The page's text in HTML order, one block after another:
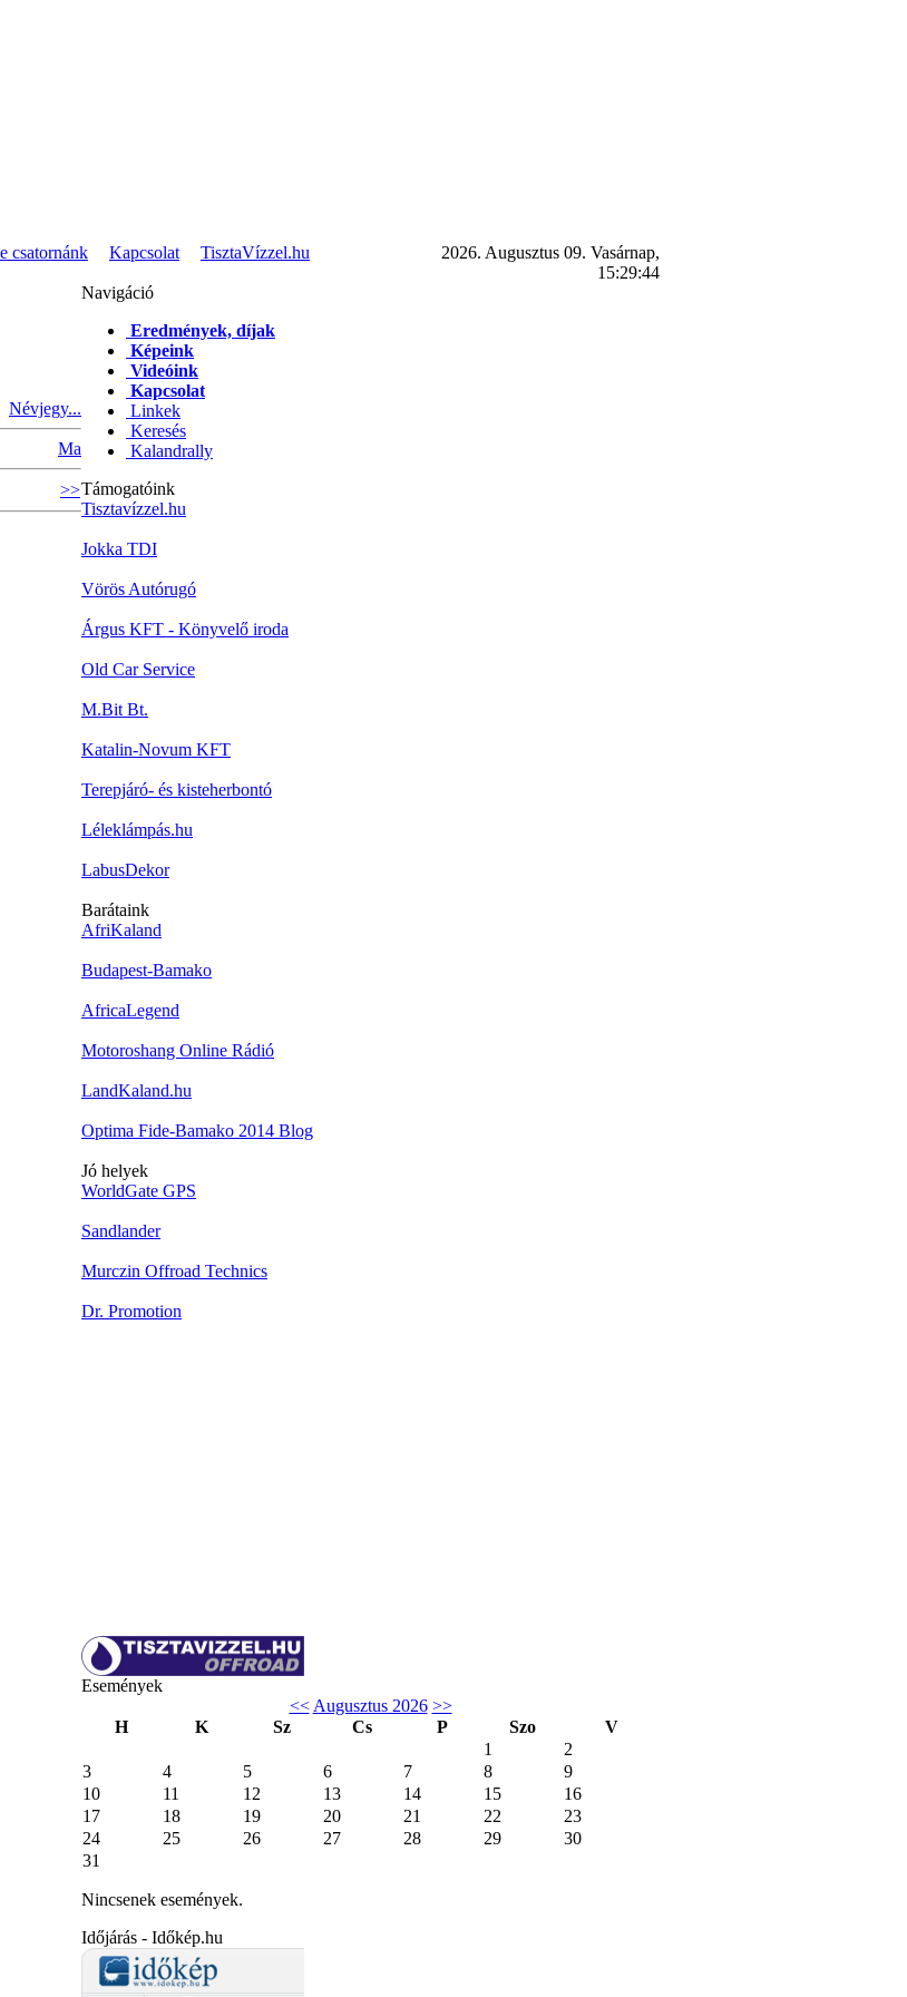
csatornánk Kapcsolat
TisztaVízzel.hu
2026. Augusztus 09. Vasárnap,
15:29:44
Névjegy...
Ma
>>
Navigáció
Eredmények, díjak
Képeink
Videóink
Kapcsolat
Linkek
Keresés
Kalandrally
Támogatóink
Tisztavízzel.hu
Jokka TDI
Vörös Autórugó
Árgus KFT - Könyvelő iroda
Old Car Service
M.Bit Bt.
Katalin-Novum KFT
Terepjáró- és kisteherbontó
Léleklámpás.hu
LabusDekor
Barátaink
AfriKaland
Budapest-Bamako
AfricaLegend
Motoroshang Online Rádió
LandKaland.hu
Optima Fide-Bamako 2014 Blog
Jó helyek
WorldGate GPS
Sandlander
Murczin Offroad Technics
Dr. Promotion
Események
<< Augusztus 2026 >>
H
K Sz Cs P Szo
V
1
2
3
4 5 6 7 8
9
10
11 12 13 14 15
16
17
18 19 20 21 22
23
24
25 26 27 28 29
30
31
Nincsenek események.
Időjárás - Időkép.hu